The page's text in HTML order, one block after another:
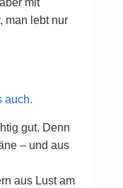
mit
man lebt nur
auch.
gut. Denn
– und aus
aus Lust am